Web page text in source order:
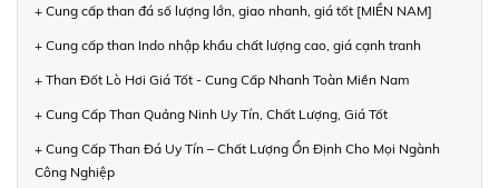
+ Cung cấp than đá số lượng lớn, giao nhanh, giá tốt [MIỀN NAM]
+ Cung cấp than Indo nhập khẩu chất lượng cao, giá cạnh tranh
+ Than Đốt Lò Hơi Giá Tốt - Cung Cấp Nhanh Toàn Miền Nam
+ Cung Cấp Than Quảng Ninh Uy Tín, Chất Lượng, Giá Tốt
+ Cung Cấp Than Đá Uy Tín – Chất Lượng Ổn Định Cho Mọi Ngành
Công Nghiệp